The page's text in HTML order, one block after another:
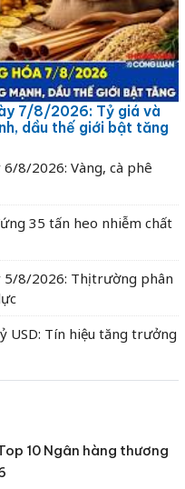
7/8/2026: Tỷ giá và
dầu thế giới bật tăng
8/2026: Vàng, cà phê
35 tấn heo nhiễm chất
5/8/2026: Thị trường phân
USD: Tín hiệu tăng trưởng
10 Ngân hàng thương